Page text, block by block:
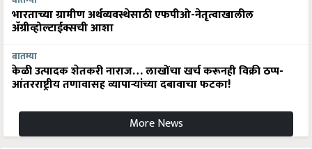
भारताच्या ग्रामीण अर्थव्यवस्थेसाठी एफपीओ-नेतृत्वाखालील
अ‍ॅग्रीव्होल्टाईक्सची आशा
बातम्या
केळी उत्पादक शेतकरी नाराज… लाखोंचा खर्च करूनही विक्री ठप्प-
आंतरराष्ट्रीय तणावासह व्यापाऱ्यांच्या दबावाचा फटका!
More News